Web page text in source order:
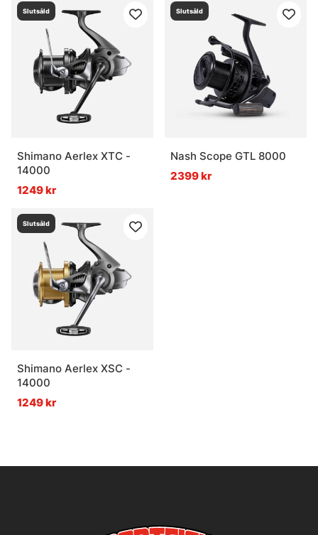
Slutsåld
Shimano Aerlex XTC -
14000
1249 kr
Slutsåld
Nash Scope GTL 8000
2399 kr
Slutsåld
Shimano Aerlex XSC -
14000
1249 kr